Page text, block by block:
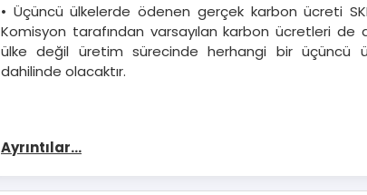
• Üçüncü ülkelerde ödenen gerçek karbon ücreti
Komisyon tarafından varsayılan karbon ücretleri de
ülke değil üretim sürecinde herhangi bir üçüncü
dahilinde olacaktır.
Ayrıntılar...